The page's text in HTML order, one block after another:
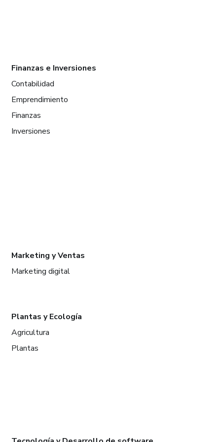
Finanzas e Inversiones
Contabilidad
Emprendimiento
Finanzas
Inversiones
Marketing y Ventas
Marketing digital
Plantas y Ecología
Agricultura
Plantas